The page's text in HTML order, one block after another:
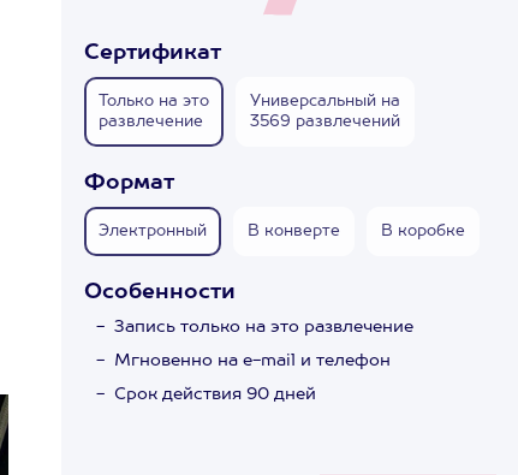
Сертификат
Только на это
развлечение
Универсальный на
3569 развлечений
Формат
Электронный В конверте В коробке
Особенности
Запись только на это развлечение
Мгновенно на e-mail и телефон
Срок действия 90 дней